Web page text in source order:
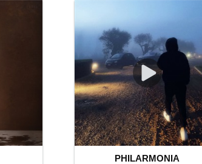
PHILARMONIA